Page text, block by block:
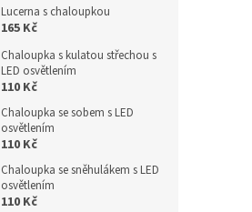
Lucerna s chaloupkou
165 Kč
Chaloupka s kulatou střechou s
LED osvětlením
110 Kč
Chaloupka se sobem s LED
osvětlením
110 Kč
Chaloupka se sněhulákem s LED
osvětlením
110 Kč